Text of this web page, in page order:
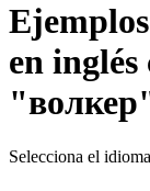
en
Selecciona el